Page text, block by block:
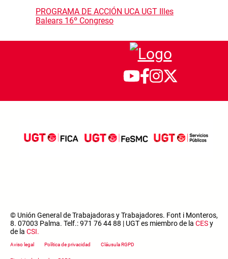
PROGRAMA DE ACCIÓN UCA UGT Illes
Balears 16º Congreso
© Unión General de Trabajadoras y Trabajadores. Font i Monteros,
8. 07003 Palma. Telf.: 971 76 44 88 | UGT es miembro de la CESy
de la CSI.
Footer menu
Aviso legal Política de privacidad Cláusula RGPD